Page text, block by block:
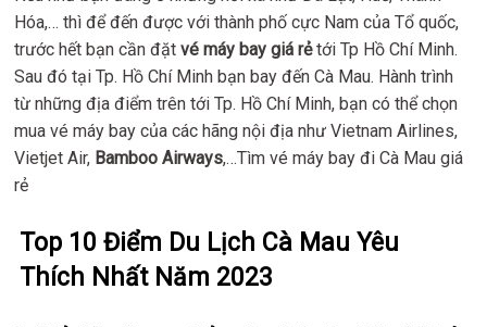
Hóa,… thì để đến được với thành phố cực Nam của Tổ quốc,
trước hết bạn cần đặtvé máy bay giá rẻtới Tp Hồ Chí Minh.
Sau đó tại Tp. Hồ Chí Minh bạn bay đến Cà Mau. Hành trình
từ những địa điểm trên tới Tp. Hồ Chí Minh, bạn có thể chọn
mua vé máy bay của các hãng nội địa như Vietnam Airlines,
Vietjet Air, Bamboo Airways,…Tìm vé máy bay đi Cà Mau giá
rẻ
Top 10 Điểm Du Lịch Cà Mau Yêu
Thích Nhất Năm 2023